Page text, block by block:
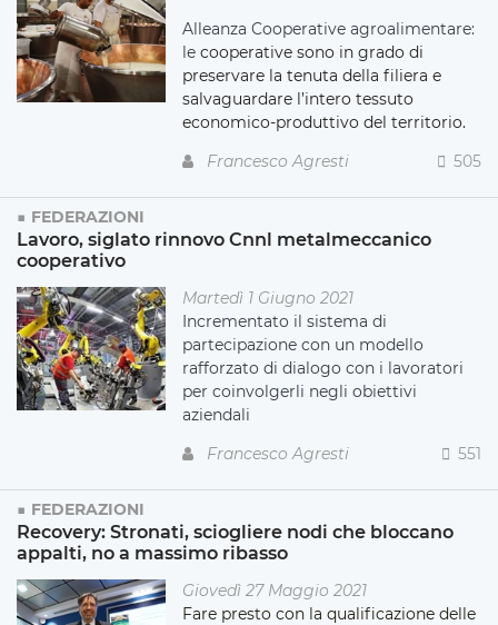
Alleanza Cooperative agroalimentare:
lecooperative sono in grado di
preservare la tenuta della filiera e
salvaguardare l’intero tessuto
economico-produttivo del territorio.
Francesco Agresti
505
FEDERAZIONI
Lavoro, siglato rinnovo Cnnl metalmeccanico
cooperativo
Martedì 1 Giugno 2021
Incrementato il sistema di
partecipazione con un modello
rafforzato di dialogo con i lavoratori
per coinvolgerli negli obiettivi
aziendali
Francesco Agresti
551
FEDERAZIONI
Recovery: Stronati, sciogliere nodi che bloccano
appalti, no a massimo ribasso
Giovedì 27 Maggio 2021
Fare presto con la qualificazione delle